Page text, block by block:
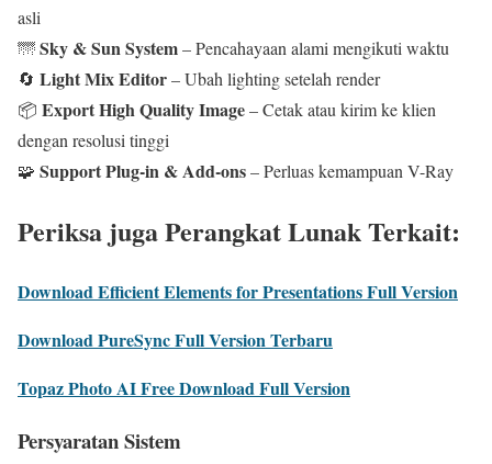
asli
🌁Sky & Sun System– Pencahayaan alami mengikuti waktu
🔄 Light Mix Editor– Ubah lighting setelah render
📦 Export High Quality Image– Cetak atau kirim ke klien
dengan resolusi tinggi
🧩 Support Plug-in & Add-ons– Perluas kemampuan V-Ray
Periksa juga Perangkat Lunak Terkait:
Download Efficient Elements for Presentations Full Version
Download PureSync Full Version Terbaru
Topaz Photo AI Free Download Full Version
Persyaratan Sistem